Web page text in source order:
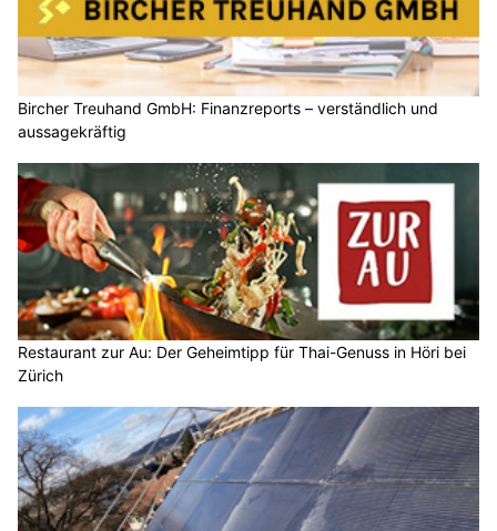
Bircher Treuhand GmbH: Finanzreports – verständlich und
aussagekräftig
Restaurant zur Au: Der Geheimtipp für Thai-Genuss in Höri bei
Zürich